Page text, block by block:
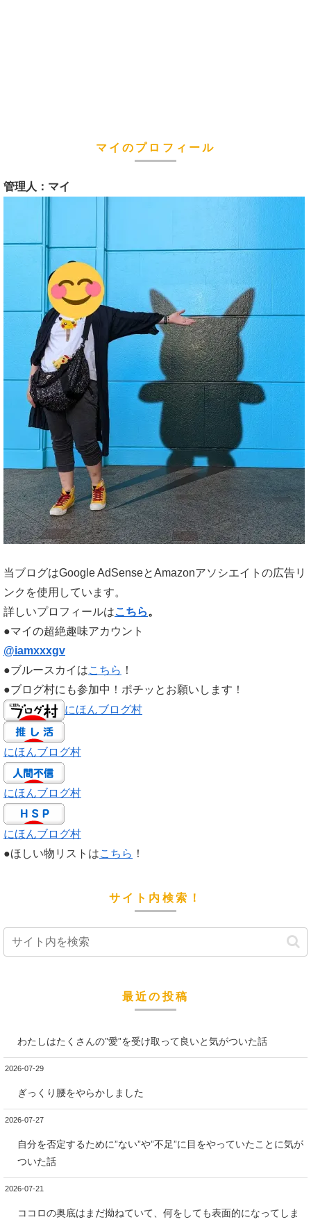
マイのプロフィール
管理人：マイ
当ブログはGoogle AdSenseとAmazonアソシエイトの広告リ
ンクを使用しています。
詳しいプロフィールはこちら。
●マイの超絶趣味アカウント
@iamxxxgv
●ブルースカイはこちら ！
●ブログ村にも参加中！ポチッとお願いします！
にほんブログ村
にほんブログ村
にほんブログ村
にほんブログ村
●ほしい物リストはこちら ！
サイト内検索！
最近の投稿
わたしはたくさんの”愛”を受け取って良いと気がついた話
2026-07-29
ぎっくり腰をやらかしました
2026-07-27
自分を否定するために”ない”や”不足”に目をやっていたことに気が
ついた話
2026-07-21
ココロの奥底はまだ拗ねていて、何をしても表面的になってしま